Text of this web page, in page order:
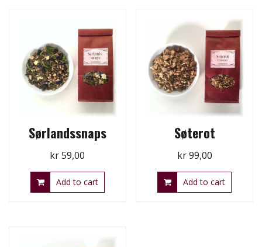
Sørlandssnaps
kr59,00
Add to cart
Søterot
kr99,00
Add to cart